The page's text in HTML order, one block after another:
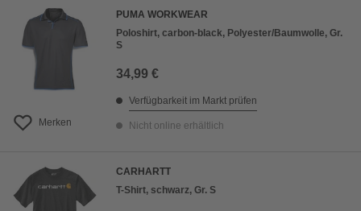
Merken
PUMA WORKWEAR
Poloshirt, carbon-black, Polyester/Baumwolle, Gr.
S
34,99 €
Verfügbarkeit im Markt prüfen
Nicht online erhältlich
CARHARTT
T-Shirt, schwarz, Gr. S